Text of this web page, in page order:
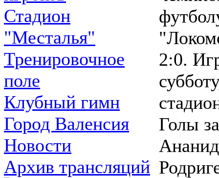
Стадион
"Месталья"
Тренировочное
поле
Клубный гимн
Город Валенсия
Новости
Архив трансляций
2:0.
Голы